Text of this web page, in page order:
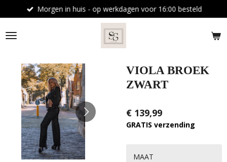
direct
naar
de
Morgen in huis - op werkdagen voor 16:00 besteld
VIOLA BROEK
ZWART
€ 139,99
GRATIS verzending
MAAT